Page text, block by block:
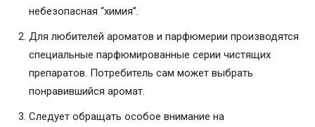
небезопасная “химия”.
Для любителей ароматов и парфюмерии производятся
специальные парфюмированные серии чистящих
препаратов. Потребитель сам может выбрать
понравившийся аромат.
Следует обращать особое внимание на